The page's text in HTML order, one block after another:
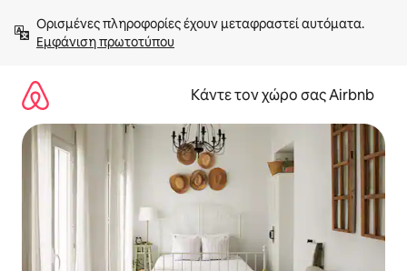
στο
περιεχόμενοΕμφάνιση πρωτοτύπου
Κάντε τον χώρο σας Airbnb